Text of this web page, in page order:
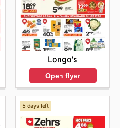
Longo's
Open flyer
5 days left